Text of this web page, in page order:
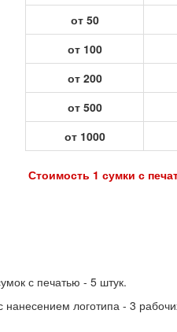
от 50
от 100
от 200
от 500
от 1000
Стоимость 1 сумки с
с печатью - 5 штук.
нанесением логотипа - 3